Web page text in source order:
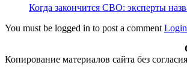
Когда закончится СВО: эксперты
You must be logged in to post a comment Login
Копирование материалов сайта без